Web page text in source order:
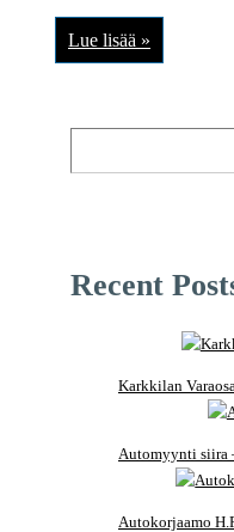
Auto-
Sippola
avoin
Sippola
Lue lisää »
Recent
Karkkilan
Automyynti siira
Autokorjaamo